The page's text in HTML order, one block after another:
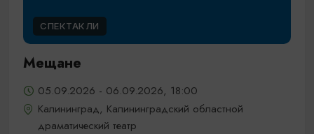
СПЕКТАКЛИ
Мещане
05.09.2026 - 06.09.2026, 18:00
Калининград, Калининградский областной
драматический театр